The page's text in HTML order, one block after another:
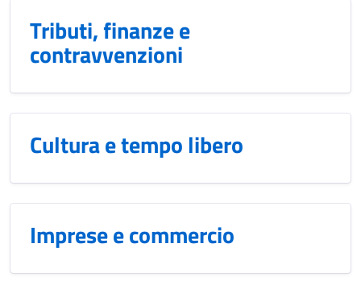
Tributi, finanze e
contravvenzioni
Cultura e tempo libero
Imprese e commercio